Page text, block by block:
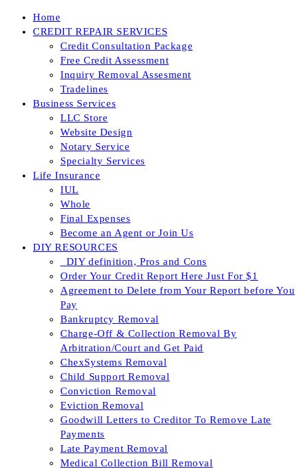
Skip
Home
CREDIT REPAIR SERVICES
Credit Consultation Package
Free Credit Assessment
Inquiry Removal Assesment
Tradelines
Business Services
LLC Store
Website Design
Notary Service
Specialty Services
Life Insurance
IUL
Whole
Final Expenses
Become an Agent or Join Us
DIY RESOURCES
_DIY definition, Pros and Cons
Order Your Credit Report Here Just For $1
Agreement to Delete from Your Report before You
Pay
Bankruptcy Removal
Charge-Off & Collection Removal By
Arbitration/Court and Get Paid
ChexSystems Removal
Child Support Removal
Conviction Removal
Eviction Removal
Goodwill Letters to Creditor To Remove Late
Payments
Late Payment Removal
Medical Collection Bill Removal